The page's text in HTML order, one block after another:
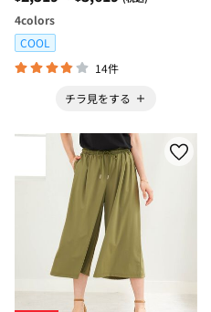
4colors
COOL
14件
チラ見をする